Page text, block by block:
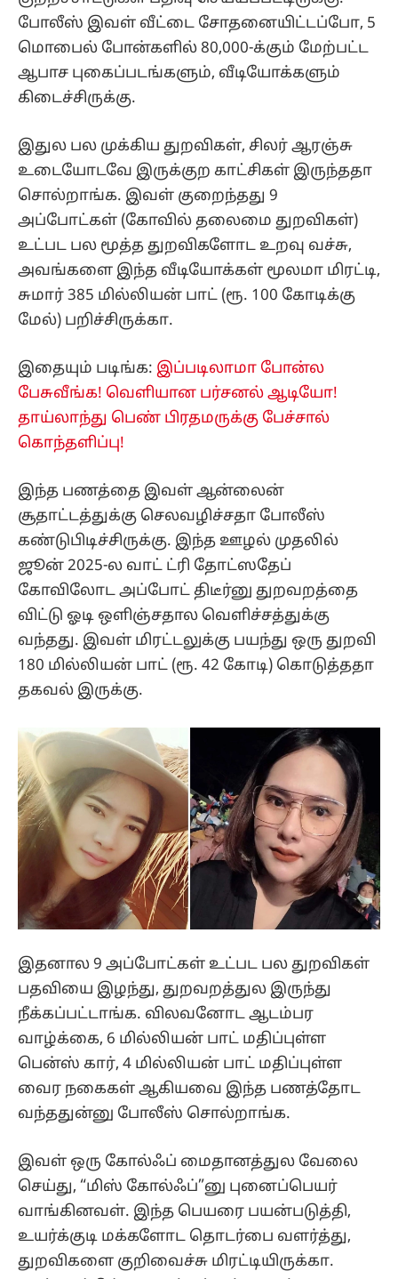
போலீஸ் இவள் வீட்டை சோதனையிட்டப்போ, 5
மொபைல் போன்களில் 80,000-க்கும் மேற்பட்ட
ஆபாச புகைப்படங்களும், வீடியோக்களும்
கிடைச்சிருக்கு.
இதுல பல முக்கிய துறவிகள், சிலர் ஆரஞ்சு
உடையோடவே இருக்குற காட்சிகள் இருந்ததா
சொல்றாங்க. இவள் குறைந்தது 9
அப்போட்கள் (கோவில் தலைமை துறவிகள்)
உட்பட பல மூத்த துறவிகளோட உறவு வச்சு,
அவங்களை இந்த வீடியோக்கள் மூலமா மிரட்டி,
சுமார் 385 மில்லியன் பாட் (ரூ. 100 கோடிக்கு
மேல்) பறிச்சிருக்கா.
இதையும் படிங்க: இப்படிலாமா போன்ல
பேசுவீங்க! வெளியான பர்சனல் ஆடியோ!
தாய்லாந்து பெண் பிரதமருக்கு பேச்சால்
கொந்தளிப்பு!
இந்த பணத்தை இவள் ஆன்லைன்
சூதாட்டத்துக்கு செலவழிச்சதா போலீஸ்
கண்டுபிடிச்சிருக்கு. இந்த ஊழல் முதலில்
ஜூன் 2025-ல வாட் ட்ரி தோட்ஸதேப்
கோவிலோட அப்போட் திடீர்னு துறவறத்தை
விட்டு ஓடி ஒளிஞ்சதால வெளிச்சத்துக்கு
வந்தது. இவள் மிரட்டலுக்கு பயந்து ஒரு துறவி
180 மில்லியன் பாட் (ரூ. 42 கோடி) கொடுத்ததா
தகவல் இருக்கு.
இதனால 9 அப்போட்கள் உட்பட பல துறவிகள்
பதவியை இழந்து, துறவறத்துல இருந்து
நீக்கப்பட்டாங்க. விலவனோட ஆடம்பர
வாழ்க்கை, 6 மில்லியன் பாட் மதிப்புள்ள
பென்ஸ் கார், 4 மில்லியன் பாட் மதிப்புள்ள
வைர நகைகள் ஆகியவை இந்த பணத்தோட
வந்ததுன்னு போலீஸ் சொல்றாங்க.
இவள் ஒரு கோல்ஃப் மைதானத்துல வேலை
செய்து, “மிஸ் கோல்ஃப்”னு புனைப்பெயர்
வாங்கினவள். இந்த பெயரை பயன்படுத்தி,
உயர்க்குடி மக்களோட தொடர்பை வளர்த்து,
துறவிகளை குறிவைச்சு மிரட்டியிருக்கா.